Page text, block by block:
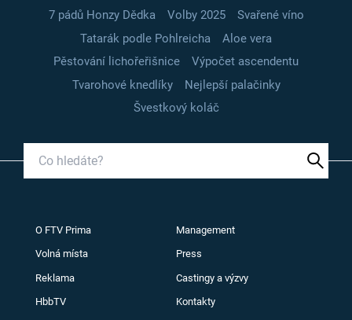
7 pádů Honzy Dědka
Volby 2025
Svařené víno
Tatarák podle Pohlreicha
Aloe vera
Pěstování lichořeřišnice
Výpočet ascendentu
Tvarohové knedlíky
Nejlepší palačinky
Švestkový koláč
O FTV Prima Management
Volná místa Press
Reklama Castingy a výzvy
HbbTV Kontakty